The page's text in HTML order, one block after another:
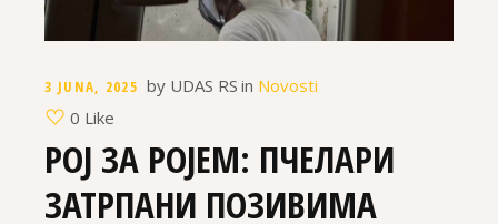
3 JUNA, 2025 by UDAS RS in Novosti
0 Like
РОЈ ЗА РОЈЕМ: ПЧЕЛАРИ
ЗАТРПАНИ ПОЗИВИМА